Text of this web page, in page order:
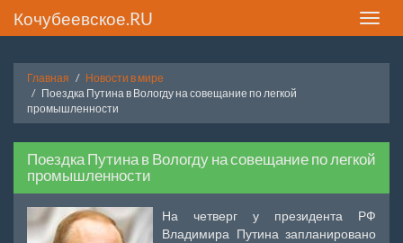
Toggle
Кочубеевское.RU
Главная
Новости в мире
Поездка Путина в Вологду на совещание по легкой
промышленности
Поездка Путина в Вологду на совещание по легкой
промышленности
На четверг у президента РФ
Владимира Путина запланировано